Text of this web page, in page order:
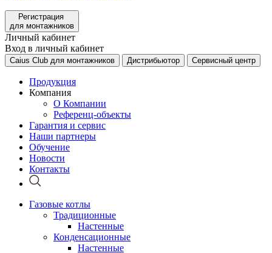
Регистрация
для монтажников
Личный кабинет
Вход в личный кабинет
Caius Club для монтажников Дистрибьютор Сервисный центр
Продукция
Компания
О Компании
Референц-объекты
Гарантия и сервис
Наши партнеры
Обучение
Новости
Контакты
Газовые котлы
Традиционные
Настенные
Конденсационные
Настенные